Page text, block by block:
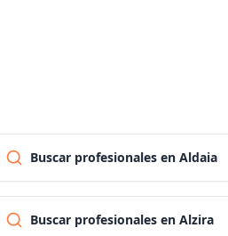
Salamanca
Buscar profesionales en Aldaia
Buscar profesionales en Alzira